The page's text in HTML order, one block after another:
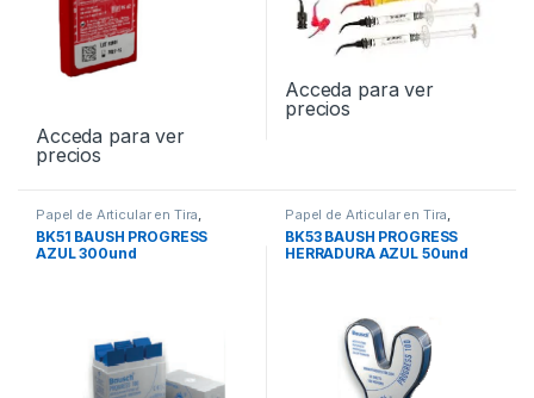
Acceda para ver
precios
Acceda para ver
precios
Papel de Articular en Tira,
PROTESIS
BK51 BAUSH PROGRESS
AZUL 300und
Papel de Articular en Tira,
PROTESIS
BK53 BAUSH PROGRESS
HERRADURA AZUL 50und